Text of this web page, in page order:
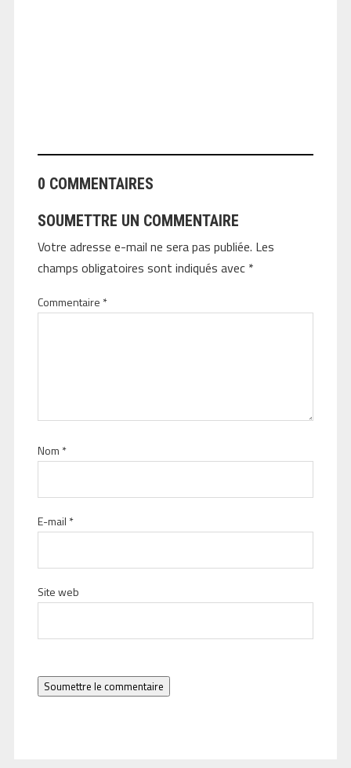
0 COMMENTAIRES
SOUMETTRE UN COMMENTAIRE
Votre adresse e-mail ne sera pas publiée. Les
champs obligatoires sont indiqués avec *
Commentaire *
Nom *
E-mail *
Site web
Soumettre le commentaire